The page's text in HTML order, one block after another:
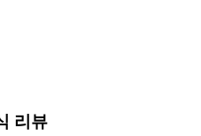
리뷰